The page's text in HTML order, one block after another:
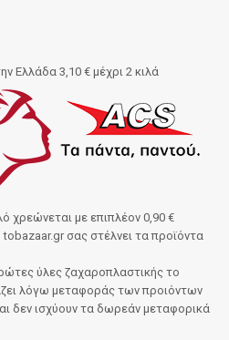
Ελλάδα 3,10 € μέχρι 2 κιλά
χρεώνεται με επιπλέον 0,90 €
tobazaar.grσας στέλνει τα προϊόντα
ύλες ζαχαροπλαστικής το
λόγω μεταφοράς των προιόντων
δεν ισχύουν τα δωρεάν μεταφορικά